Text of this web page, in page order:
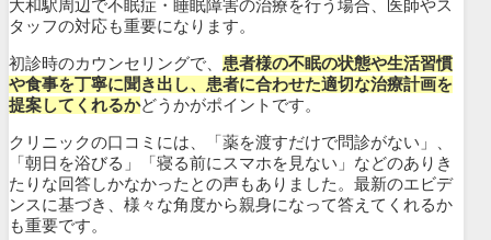
大和駅周辺で不眠症・睡眠障害の治療を行う場合、医師やス
タッフの対応も重要になります。
初診時のカウンセリングで、 患者様の不眠の状態や生活習慣
や食事を丁寧に聞き出し、患者に合わせた適切な治療計画を
提案してくれるかどうかがポイントです。
クリニックの口コミには、「薬を渡すだけで問診がない」、
「朝日を浴びる」「寝る前にスマホを見ない」などのありき
たりな回答しかなかったとの声もありました。最新のエビデ
ンスに基づき、様々な角度から親身になって答えてくれるか
も重要です。